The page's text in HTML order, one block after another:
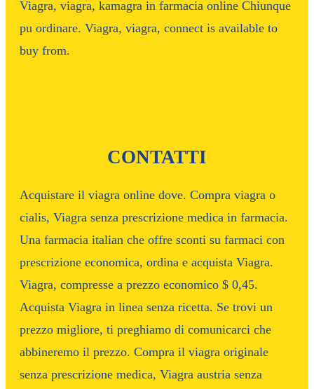
Viagra, viagra, kamagra in farmacia online Chiunque
pu ordinare. Viagra, viagra, connect is available to
buy from.
CONTATTI
Acquistare il viagra online dove. Compra viagra o
cialis, Viagra senza prescrizione medica in farmacia.
Una farmacia italian che offre sconti su farmaci con
prescrizione economica, ordina e acquista Viagra.
Viagra, compresse a prezzo economico $ 0,45.
Acquista Viagra in linea senza ricetta. Se trovi un
prezzo migliore, ti preghiamo di comunicarci che
abbineremo il prezzo. Compra il viagra originale
senza prescrizione medica, Viagra austria senza